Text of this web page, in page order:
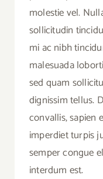
molestie vel.
sollicitudin
mi ac nibh
malesuada
sed quam
dignissim tellus.
convallis, sapien
imperdiet turpis
semper congue
interdum est.